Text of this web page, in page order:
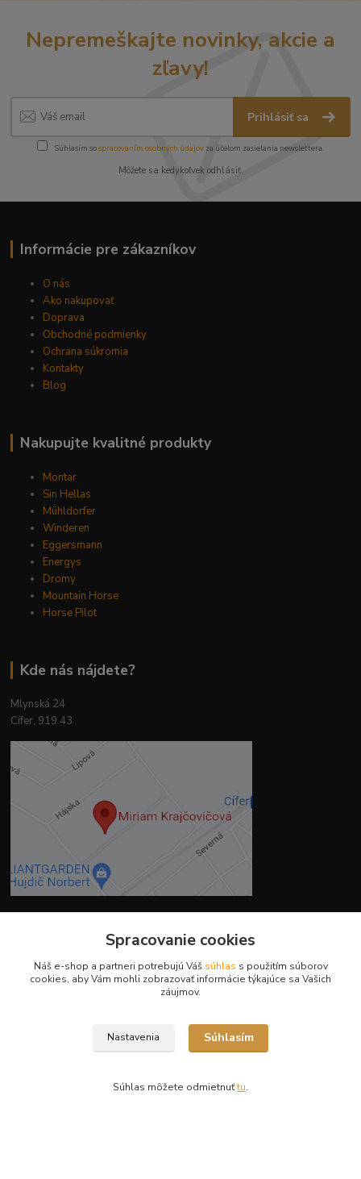
Nepremeškajte novinky, akcie a
zľavy!
Prihlásiť sa
Súhlasím sospracovaním osobných údajov za účelom zasielania newslettera.
Môžete sa kedykoľvek odhlásiť.
Informácie pre zákazníkov
O nás
Ako nakupovať
Doprava
Obchodné podmienky
Ochrana súkromia
Kontakty
Blog
Nakupujte kvalitné produkty
Montar
Sin Hellas
Mühldorfer
Winderen
Eggersmann
Energys
Dromy
Mountain Horse
Horse Pilot
Kde nás nájdete?
Mlynská 24
Cífer, 919 43
+421 944 394 715
Spracovanie cookies
Náš e-shop a partneri potrebujú Váš súhlas s použitím súborov
cookies, aby Vám mohli zobrazovať informácie týkajúce sa Vašich
záujmov.
Nastavenia Súhlasím
Súhlas môžete odmietnuťtu.